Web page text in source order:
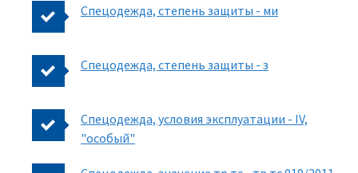
Спецодежда, степень защиты - ми
Спецодежда, степень защиты - з
Спецодежда, условия эксплуатации - IV,
"особый"